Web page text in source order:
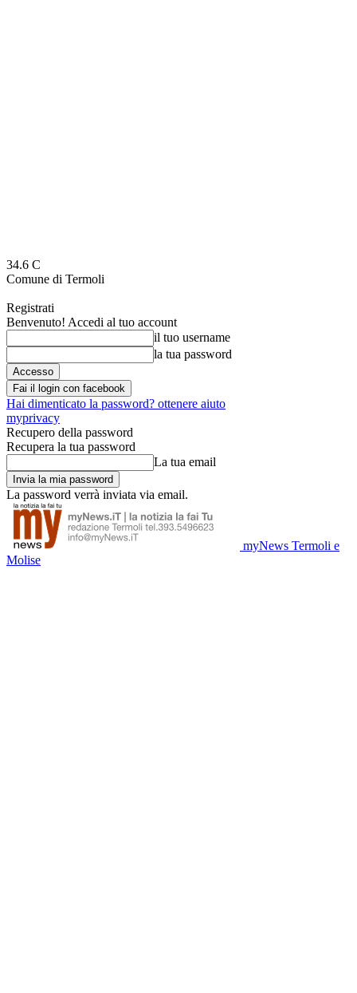
34.6 C
Comune di Termoli
Registrati
Benvenuto! Accedi al tuo account
il tuo username
la tua password
Fai il login con facebook
Hai dimenticato la password? ottenere aiuto
myprivacy
Recupero della password
Recupera la tua password
La tua email
La password verrà inviata via email.
myNews Termoli e
Molise